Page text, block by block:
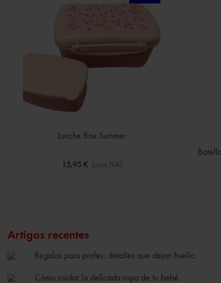
Lunche Box Summer
15,95 € (com IVA)
Artigos recentes
Regalos para profes: detalles que dejan huella
Cómo cuidar la delicada ropa de tu bebé.